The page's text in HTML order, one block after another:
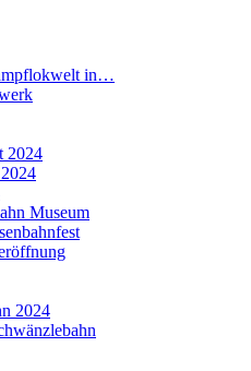
in…
2024
Museum
2024